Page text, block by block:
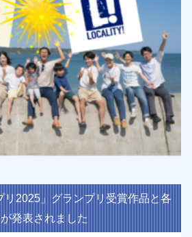
リ2025」グランプリ受賞作品と各
発表されました